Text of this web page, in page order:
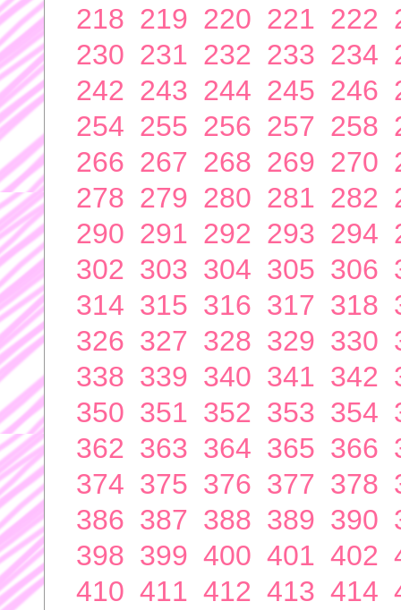
218 219 220 221 222
230 231 232 233 234
242 243 244 245 246
254 255 256 257 258
266 267 268 269 270
278 279 280 281 282
290 291 292 293 294
302 303 304 305 306
314 315 316 317 318
326 327 328 329 330
338 339 340 341 342
350 351 352 353 354
362 363 364 365 366
374 375 376 377 378
386 387 388 389 390
398 399 400 401 402
410 411 412 413 414